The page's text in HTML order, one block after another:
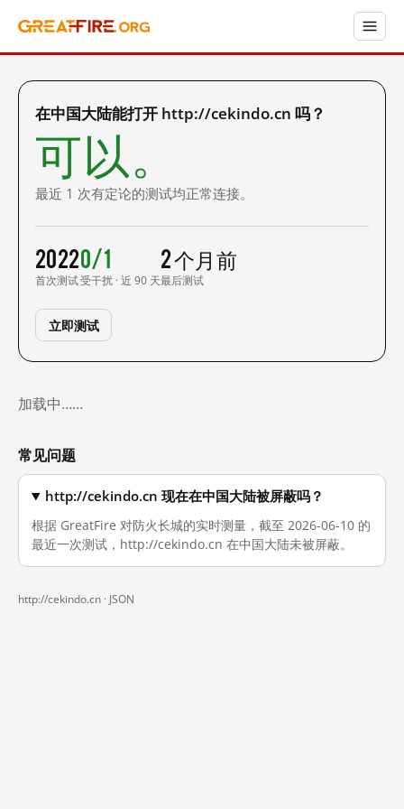
在中国大陆能打开 http://cekindo.cn 吗？
可以。
最近 1 次有定论的测试均正常连接。
2022
首次测试
0/1
受干扰 · 近 90 天
2 个月前
最后测试
立即测试
加载中……
常见问题
http://cekindo.cn 现在在中国大陆被屏蔽吗？
根据 GreatFire 对防火长城的实时测量，截至 2026-06-10 的
最近一次测试，http://cekindo.cn 在中国大陆未被屏蔽。
http://cekindo.cn · JSON